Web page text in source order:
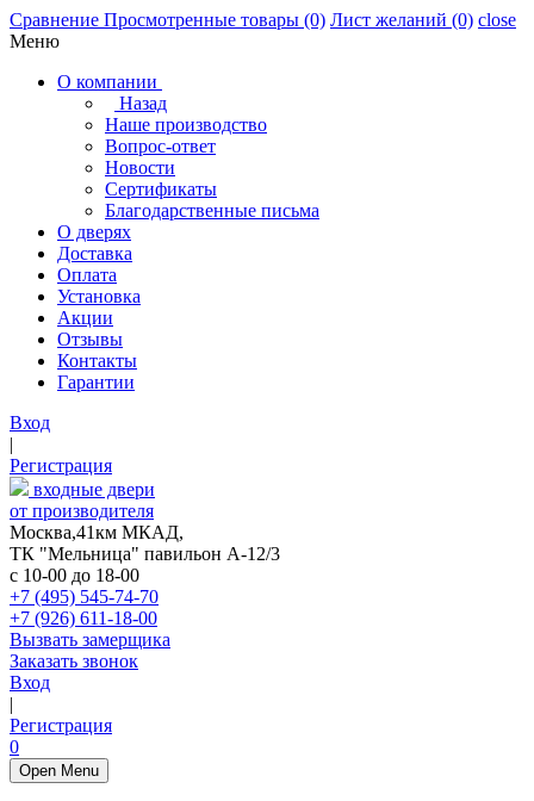
Сравнение Просмотренные товары (0) Лист желаний (0) close
Меню
О компании
Назад
Наше производство
Вопрос-ответ
Новости
Сертификаты
Благодарственные письма
О дверях
Доставка
Оплата
Установка
Акции
Отзывы
Контакты
Гарантии
Вход
|
Регистрация
входные двери
от производителя
Москва,41км МКАД,
ТК "Мельница" павильон А-12/3
с 10-00 до 18-00
+7 (495) 545-74-70
+7 (926) 611-18-00
Вызвать замерщика
Заказать звонок
Вход
|
Регистрация
0
Open Menu